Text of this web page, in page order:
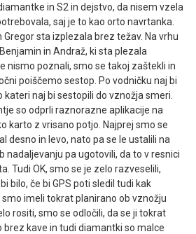
in S2 in dejstvo, da nisem vzela
saj je to kao orto navrtanka.
sta izplezala brez težav. Na vrhu
in Andraž, ki sta plezala
nismo poznali, smo se takoj zaštekli in
poiščemo sestop. Po vodničku naj bi
kateri naj bi sestopili do vznožja smeri.
so odprli raznorazne aplikacije na
karto z vrisano potjo. Najprej smo se
desno in levo, nato pa se le ustalili na
nadaljevanju pa ugotovili, da to v resnici
Tudi OK, smo se je zelo razveselili,
bilo, če bi GPS poti sledil tudi kak
imeli tokrat planirano ob vznožju
rositi, smo se odločili, da se ji tokrat
brez kave in tudi diamantki so malce